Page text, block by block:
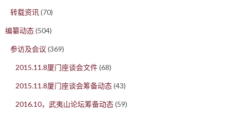
转载资讯(70)
编纂动态(504)
参访及会议 (369)
2015.11.8厦门座谈会文件(68)
2015.11.8厦门座谈会筹备动态(43)
2016.10，武夷山论坛筹备动态(59)